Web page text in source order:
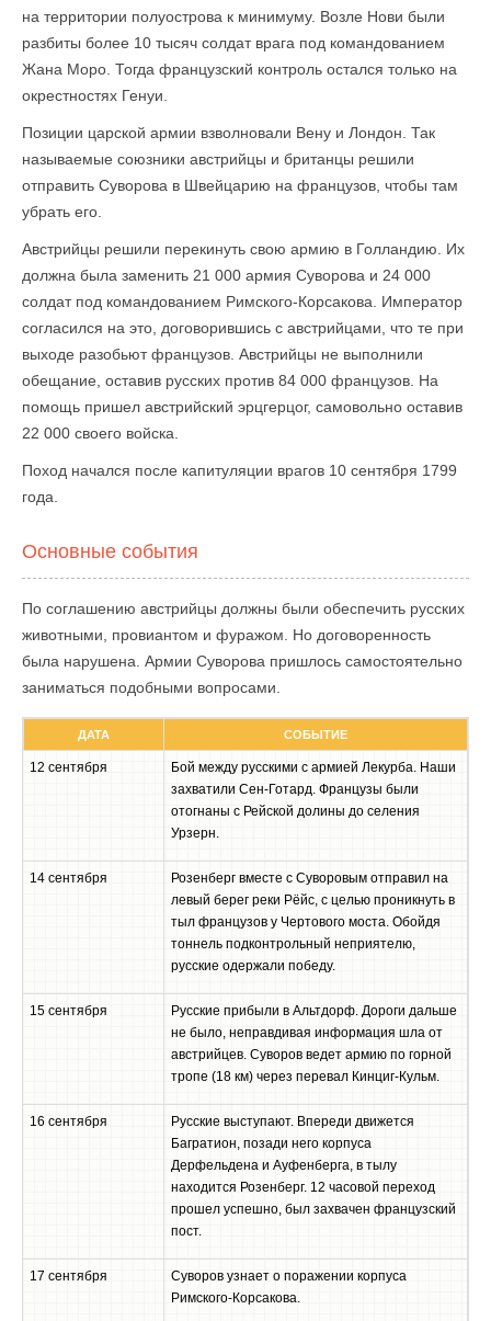
на территории полуострова к минимуму. Возле Нови были
разбиты более 10 тысяч солдат врага под командованием
Жана Моро. Тогда французский контроль остался только на
окрестностях Генуи.
Позиции царской армии взволновали Вену и Лондон. Так
называемые союзники австрийцы и британцы решили
отправить Суворова в Швейцарию на французов, чтобы там
убрать его.
Австрийцы решили перекинуть свою армию в Голландию. Их
должна была заменить 21 000 армия Суворова и 24 000
солдат под командованием Римского-Корсакова. Император
согласился на это, договорившись с австрийцами, что те при
выходе разобьют французов. Австрийцы не выполнили
обещание, оставив русских против 84 000 французов. На
помощь пришел австрийский эрцгерцог, самовольно оставив
22 000 своего войска.
Поход начался после капитуляции врагов 10 сентября 1799
года.
Основные события
По соглашению австрийцы должны были обеспечить русских
животными, провиантом и фуражом. Но договоренность
была нарушена. Армии Суворова пришлось самостоятельно
заниматься подобными вопросами.
ДАТА СОБЫТИЕ
12 сентября
Бой между русскими с армией Лекурба. Наши
захватили Сен-Готард. Французы были
отогнаны с Рейской долины до селения
Урзерн.
14 сентября
Розенберг вместе с Суворовым отправил на
левый берег реки Рёйс, с целью проникнуть в
тыл французов у Чертового моста. Обойдя
тоннель подконтрольный неприятелю,
русские одержали победу.
15 сентября
Русские прибыли в Альтдорф. Дороги дальше
не было, неправдивая информация шла от
австрийцев. Суворов ведет армию по горной
тропе (18 км) через перевал Кинциг-Кульм.
16 сентября
Русские выступают. Впереди движется
Багратион, позади него корпуса
Дерфельдена и Ауфенберга, в тылу
находится Розенберг. 12 часовой переход
прошел успешно, был захвачен французский
пост.
17 сентября
Суворов узнает о поражении корпуса
Римского-Корсакова.